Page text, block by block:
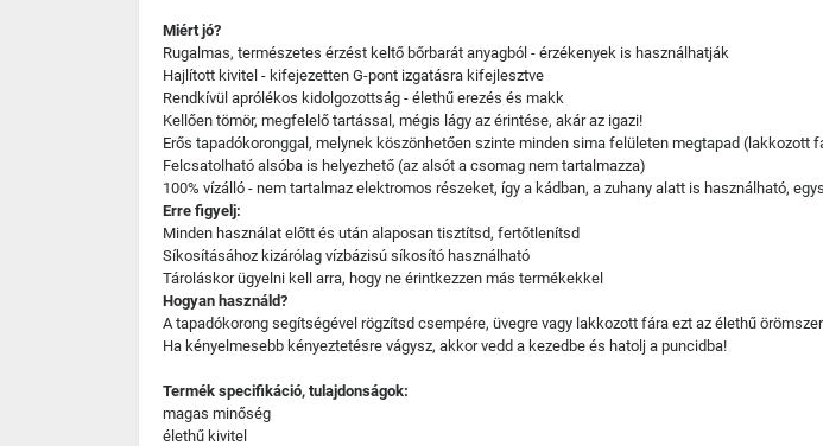
Miért jó?
Rugalmas, természetes érzést keltő bőrbarát anyagból - érzékenyek is használhatják
Hajlított kivitel - kifejezetten G-pont izgatásra kifejlesztve
Rendkívül aprólékos kidolgozottság - élethű erezés és makk
Kellően tömör, megfelelő tartással, mégis lágy az érintése, akár az igazi!
Erős tapadókoronggal, melynek köszönhetően szinte minden sima felületen megtapad (lakkozott
Felcsatolható alsóba is helyezhető (az alsót a csomag nem tartalmazza)
100% vízálló - nem tartalmaz elektromos részeket, így a kádban, a zuhany alatt is használható,
Erre figyelj:
Minden használat előtt és után alaposan tisztítsd, fertőtlenítsd
Síkosításához kizárólag vízbázisú síkosító használható
Tároláskor ügyelni kell arra, hogy ne érintkezzen más termékekkel
Hogyan használd?
A tapadókorong segítségével rögzítsd csempére, üvegre vagy lakkozott fára ezt az élethű
Ha kényelmesebb kényeztetésre vágysz, akkor vedd a kezedbe és hatolj a puncidba!
Termék specifikáció, tulajdonságok:
magas minőség
élethű kivitel